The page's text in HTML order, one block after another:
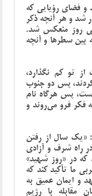
و فضای رؤیایی که
شد و هر آنچه ذکر
روز منعکس شد.
بین سطرها و آنچه
تو کم نگذارد،
پس دو جنوب
پس هرگاه نام
فکر فرو می‌روند و
«یک سال از رفتن
راه شرف و آزادی
که در «روز شهید»
ما تأکید کند که
و ایمان عمیق به
مقابله با رژیم